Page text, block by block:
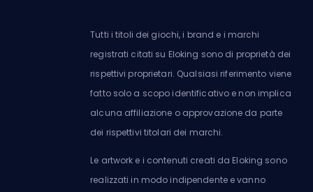
Tutti i titoli dei giochi, i brand e i marchi
registrati citati su Eloking sono di proprietà dei
rispettivi proprietari. Qualsiasi riferimento viene
fatto solo a scopo identificativo e non implica
alcuna affiliazione o approvazione da parte
dei rispettivi titolari dei marchi.
Le artwork e i contenuti creati da Eloking sono
realizzati in modo indipendente e vanno